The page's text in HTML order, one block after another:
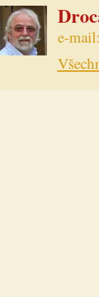
e-